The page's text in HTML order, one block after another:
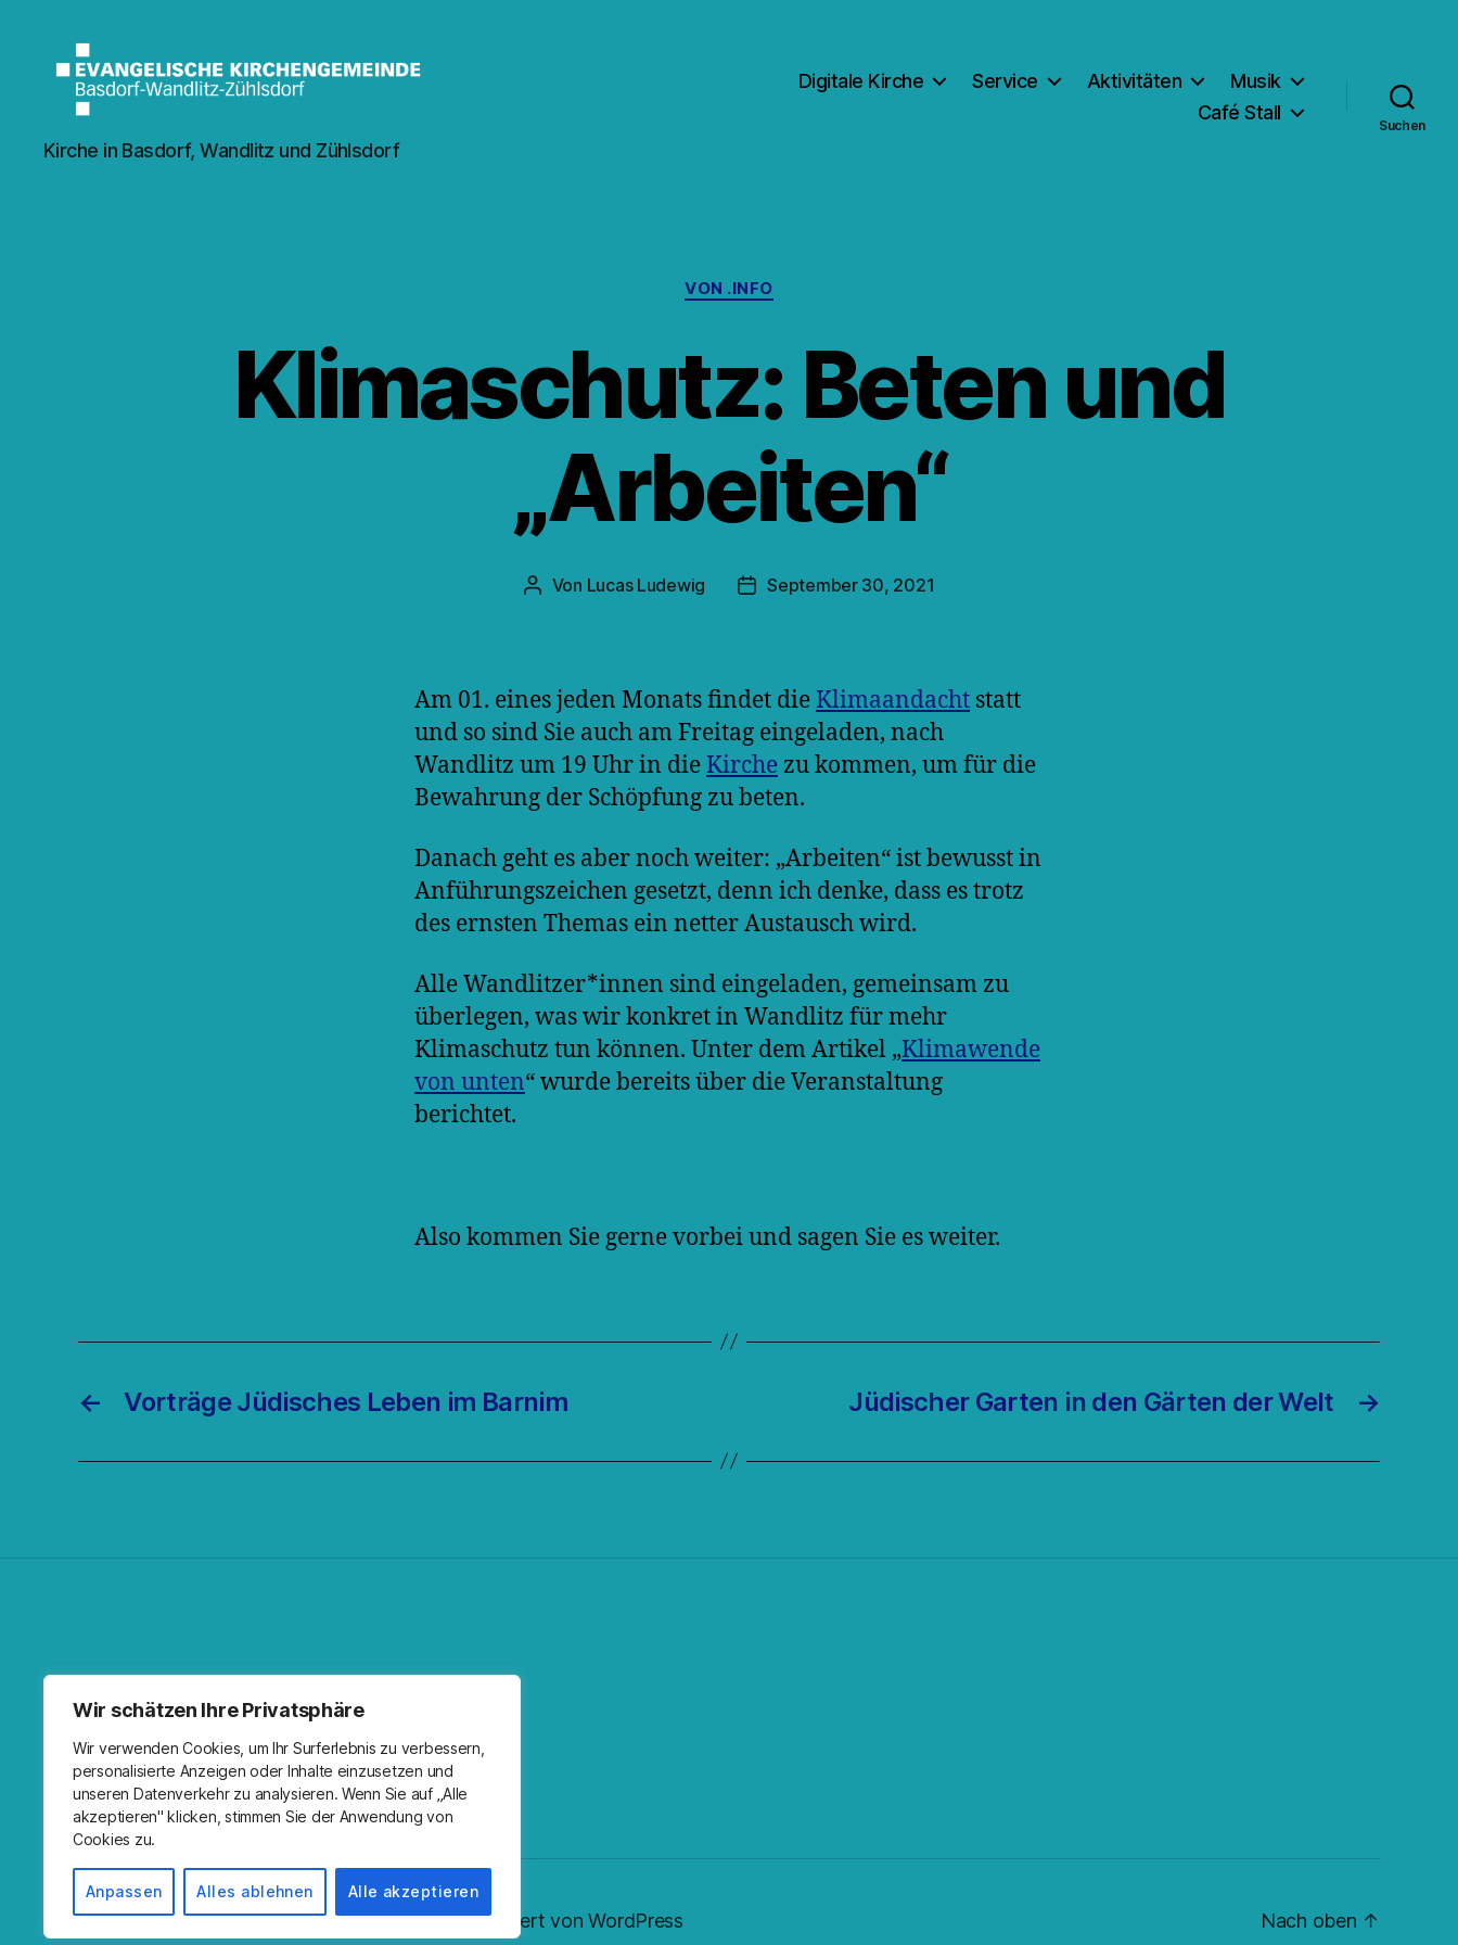
Wir schätzen Ihre Privatsphäre
Wir verwenden Cookies, um Ihr Surferlebnis zu verbessern,
personalisierte Anzeigen oder Inhalte einzusetzen und
unseren Datenverkehr zu analysieren. Wenn Sie auf „Alle
akzeptieren" klicken, stimmen Sie der Anwendung von
Cookies zu.
Anpassen Alles ablehnen Alle akzeptieren
Kirche
Wandlitz
Kirche in Basdorf, Wandlitz und Zühlsdorf
Digitale Kirche Service Aktivitäten
Musik
Café Stall
Suchen
Kategorien
VON .INFO
Klimaschutz: Beten und
„Arbeiten“
Beitragsautor
Von Lucas Ludewig Veröffentlichungsdatum
September 30, 2021
Am 01. eines jeden Monats findet dieKlimaandacht statt
und so sind Sie auch am Freitag eingeladen, nach
Wandlitz um 19 Uhr in dieKirche zu kommen, um für die
Bewahrung der Schöpfung zu beten.
Danach geht es aber noch weiter: „Arbeiten“ ist bewusst in
Anführungszeichen gesetzt, denn ich denke, dass es trotz
des ernsten Themas ein netter Austausch wird.
Alle Wandlitzer*innen sind eingeladen, gemeinsam zu
überlegen, was wir konkret in Wandlitz für mehr
Klimaschutz tun können. Unter dem Artikel „Klimawende
von unten“ wurde bereits über die Veranstaltung
berichtet.
Also kommen Sie gerne vorbei und sagen Sie es weiter.
← Vorträge Jüdisches Leben im Barnim →
Jüdischer Garten in den Gärten der Welt
Facebook
© 2026Kirche Wandlitz Impressum Präsentiert von WordPress Nach oben ↑